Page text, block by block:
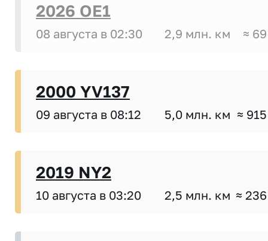
2026 OE1
08 августа в 02:30 2,9 млн. км ≈
2000 YV137
09 августа в 08:12 5,0 млн. км ≈
2019 NY2
10 августа в 03:20 2,5 млн. км ≈